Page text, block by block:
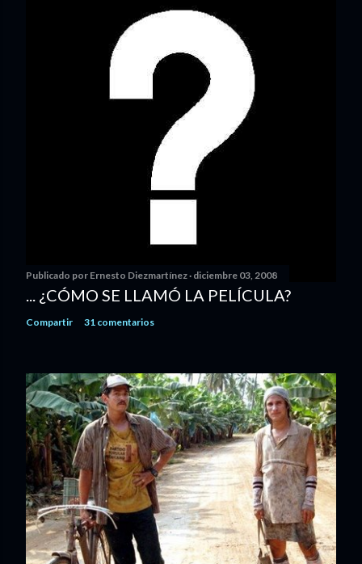
Publicado por Ernesto Diezmartínez diciembre 03, 2008
... ¿CÓMO SE LLAMÓ LA PELÍCULA?
Compartir 31 comentarios